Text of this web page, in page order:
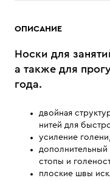
ОПИСАНИЕ
Носки для
а также для
года.
двойная
нитей для
усиление голени,
дополнительный
стопы и
плоские швы